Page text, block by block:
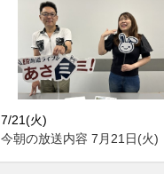
7/21(火)
今朝の放送内容 7月21日(火)